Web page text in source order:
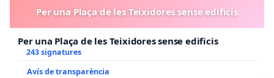
Per una Plaça de les Teixidores sense edificis
Per una Plaça de les Teixidores sense edificis
243 signatures
Avís de transparència